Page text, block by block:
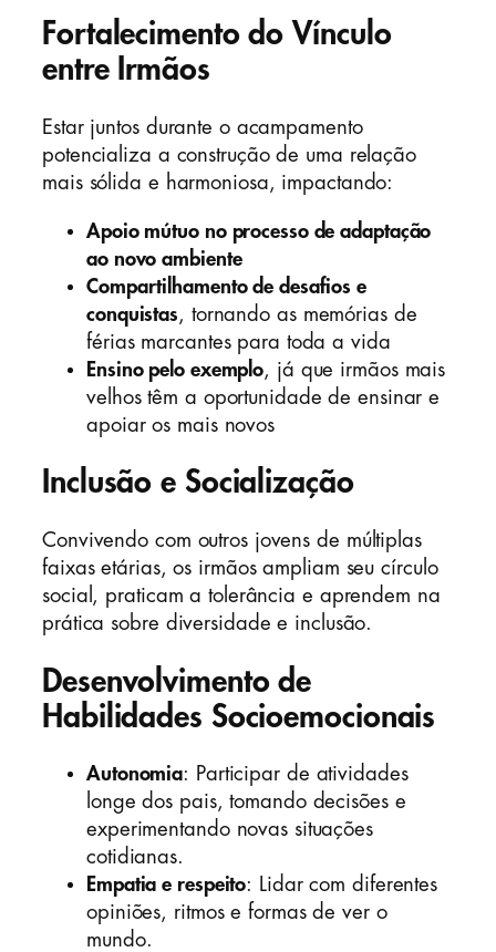
Fortalecimento do Vínculo
entre Irmãos
Estar juntos durante o acampamento
potencializa a construção de uma relação
mais sólida e harmoniosa, impactando:
Apoio mútuo no processo de adaptação
ao novo ambiente
Compartilhamento de desafios e
conquistas , tornando as memórias de
férias marcantes para toda a vida
Ensino pelo exemplo , já que irmãos mais
velhos têm a oportunidade de ensinar e
apoiar os mais novos
Inclusão e Socialização
Convivendo com outros jovens de múltiplas
faixas etárias, os irmãos ampliam seu círculo
social, praticam a tolerância e aprendem na
prática sobre diversidade e inclusão.
Desenvolvimento de
Habilidades Socioemocionais
Autonomia: Participar de atividades
longe dos pais, tomando decisões e
experimentando novas situações
cotidianas.
Empatia e respeito: Lidar com diferentes
opiniões, ritmos e formas de ver o
mundo.